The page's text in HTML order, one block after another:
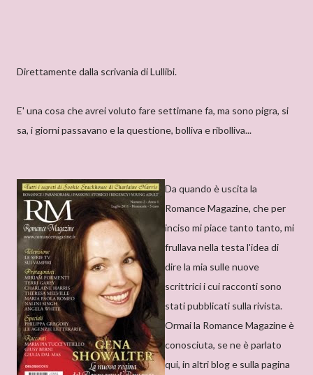
Direttamente dalla scrivania di Lullibi.
E' una cosa che avrei voluto fare settimane fa, ma sono pigra, si
sa, i giorni passavano e la questione, bolliva e ribolliva...
Da quando è uscita la
Romance Magazine, che per
inciso mi piace tanto tanto, mi
frullava nella testa l'idea di
dire la mia sulle nuove
scrittrici i cui racconti sono
stati pubblicati sulla rivista.
Ormai la Romance Magazine è
conosciuta, se ne è parlato
qui, in altri blog e sulla pagina